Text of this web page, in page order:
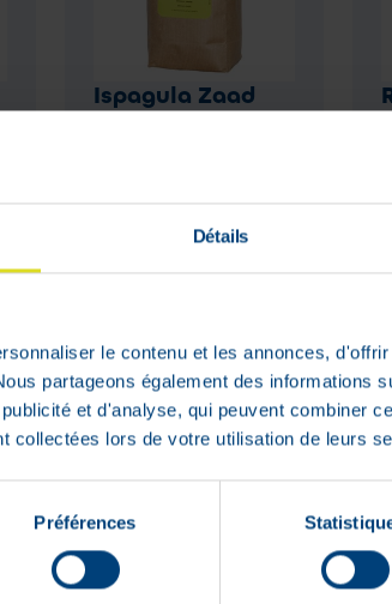
Détails
le contenu et les annonces,
partageons également des informations
et d'analyse, qui peuvent combiner
collectées lors de votre utilisation de leurs
Préférences
Ispagula Zaad
42,95
voorraad